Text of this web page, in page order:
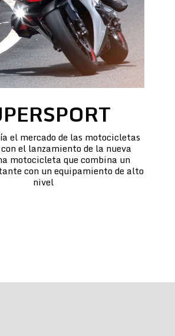
el mercado de las motocicletas
el lanzamiento de la nueva
motocicleta que combina un
con un equipamiento de alto
nivel